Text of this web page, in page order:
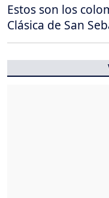
Estos son los
Clásica de San